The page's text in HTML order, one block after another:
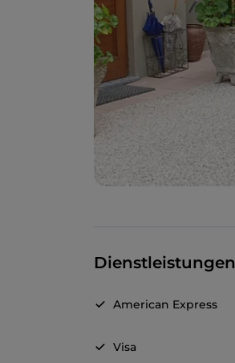
Dienstleistungen
American Express
Visa